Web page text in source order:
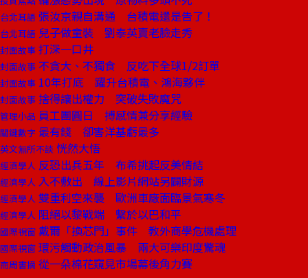
台北耳語 張汝京親自溝通 台積電還是告了！
台北耳語 兒子做童裝 劉泰英賣老臉走秀
封面故事 打深一口井
封面故事 不貪大、不獨食 反吃下全球1/2訂單
封面故事 10年打底 躍升台積電、鴻海夥伴
封面故事 捨得讓出權力 突破失敗魔咒
管理小品 員工團圓日 搏感情兼分享經驗
關鍵數字 最有錢 卻害洋基虧最多
英文無所不談 恍然大悟
經濟學人 反恐出兵五年 布希挑起反美情結
經濟學人 入不敷出 線上影片網站另闢財源
經濟學人 雙重利空來襲 歐洲車廠面臨景氣寒冬
經濟學人 阻絕以黎戰端 繫於以巴和平
國際視窗 戴爾「換芯門」事件 教外商學危機處理
國際視窗 環污觸動政治風暴 兩大可樂印度驚魂
商周書摘 從一朵棉花窺見市場幕後角力賽